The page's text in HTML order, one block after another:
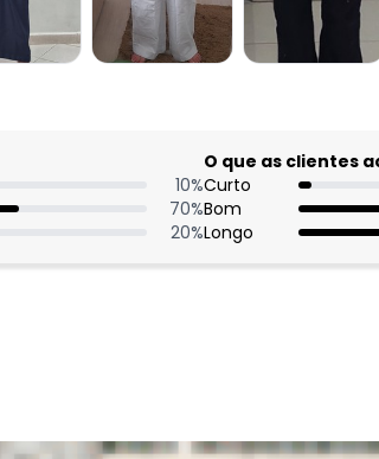
10%
70%
20%
O que as clientes
Curto
Bom
Longo